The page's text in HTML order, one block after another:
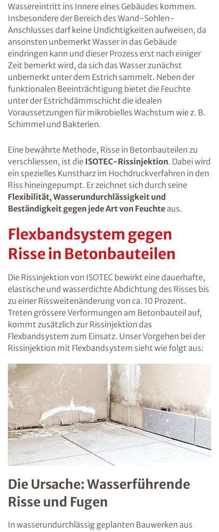
Wassereintritt ins Innere eines Gebäudes kommen.
Insbesondere der Bereich des Wand-Sohlen-
Anschlusses darf keine Undichtigkeiten aufweisen, da
ansonsten unbemerkt Wasser in das Gebäude
eindringen kann und dieser Prozess erst nach einiger
Zeit bemerkt wird, da sich das Wasser zunächst
unbemerkt unter dem Estrich sammelt. Neben der
funktionalen Beeinträchtigung bietet die Feuchte
unter der Estrichdämmschicht die idealen
Voraussetzungen für mikrobielles Wachstum wie z. B.
Schimmel und Bakterien.
Eine bewährte Methode, Risse in Betonbauteilen zu
verschliessen, ist die ISOTEC-Rissinjektion. Dabei wird
ein spezielles Kunstharz im Hochdruckverfahren in den
Riss hineingepumpt. Er zeichnet sich durch seine
Flexibilität, Wasserundurchlässigkeit und
Beständigkeit gegen jede Art von Feuchte aus.
Flexbandsystem gegen
Risse in Betonbauteilen
Die Rissinjektion von ISOTEC bewirkt eine dauerhafte,
elastische und wasserdichte Abdichtung des Risses bis
zu einer Rissweitenänderung von ca. 10 Prozent.
Treten grössere Verformungen am Betonbauteil auf,
kommt zusätzlich zur Rissinjektion das
Flexbandsystem zum Einsatz. Unser Vorgehen bei der
Rissinjektion mit Flexbandsystem sieht wie folgt aus:
Die Ursache: Wasserführende
Risse und Fugen
In wasserundurchlässig geplanten Bauwerken aus